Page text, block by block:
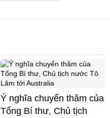
Ý nghĩa chuyến thăm của
Tổng Bí thư, Chủ tịch